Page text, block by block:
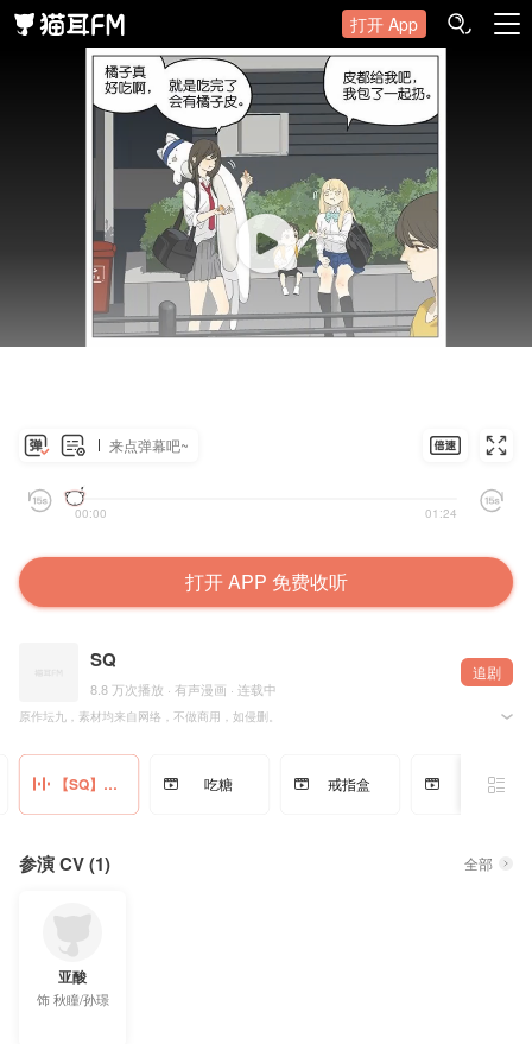
打开 App
来点弹幕吧~
00:00 01:24
打开 APP 免费收听
SQ
8.8 万次播放 · 有声漫画 · 连载中
追剧
原作坛九，素材均来自网络，不做商用，如侵删。
【SQ】垃圾分类抢答游戏 吃糖 戒指盒 狗粮
参演 CV (1) 全部
亚酸
饰秋瞳/孙璟